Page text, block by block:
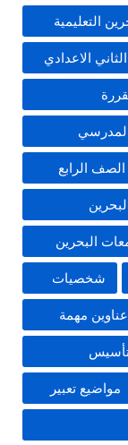
التعليمية
الثاني الاعدادي
الصف الرابع
البحرين
شخصيات
عناوين مهمة
مواضيع تعبير